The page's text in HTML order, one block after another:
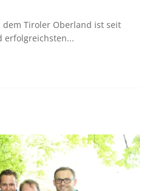
dem Tiroler Oberland ist seit
erfolgreichsten...